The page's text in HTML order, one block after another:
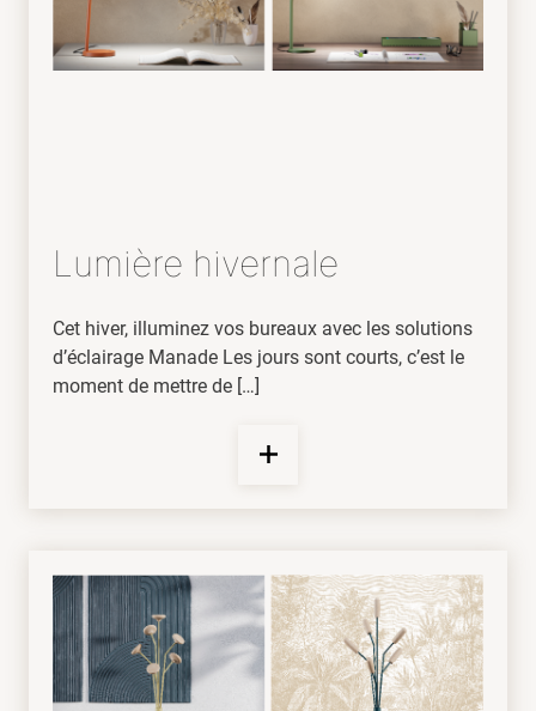
Lumière hivernale
Cet hiver, illuminez vos bureaux avec les solutions
d’éclairage Manade Les jours sont courts, c’est le
moment de mettre de […]